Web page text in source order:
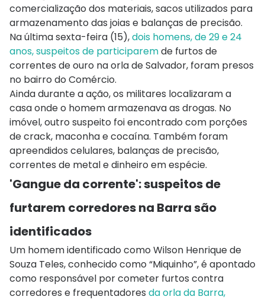
comercialização dos materiais, sacos utilizados para
armazenamento das joias e balanças de precisão.
Na última sexta-feira (15),dois homens, de 29 e 24
anos, suspeitos de participaremde furtos de
correntes de ouro na orla de Salvador, foram presos
no bairro do Comércio.
Ainda durante a ação, os militares localizaram a
casa onde o homem armazenava as drogas. No
imóvel, outro suspeito foi encontrado com porções
de crack, maconha e cocaína. Também foram
apreendidos celulares, balanças de precisão,
correntes de metal e dinheiro em espécie.
'Gangue da corrente': suspeitos de
furtarem corredores na Barra são
identificados
Um homem identificado como Wilson Henrique de
Souza Teles, conhecido como “Miquinho”, é apontado
como responsável por cometer furtos contra
corredores e frequentadores da orla da Barra,